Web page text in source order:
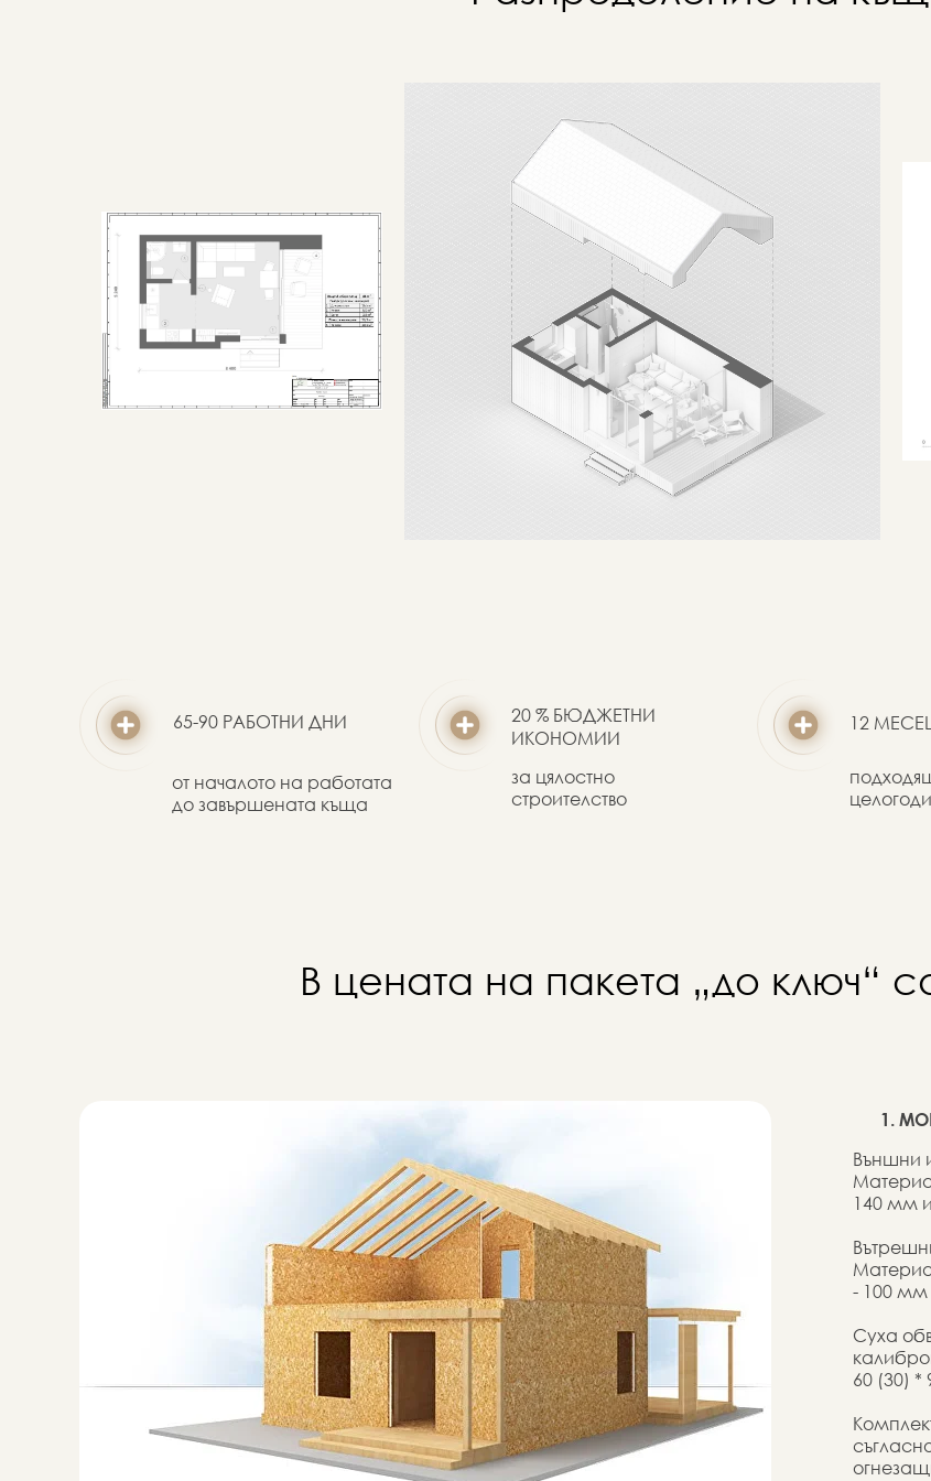
65-90 РАБОТНИ ДНИ
от началото на работата
до завършената къща
20 % БЮДЖЕТНИ
ИКОНОМИИ
за цялостно
строителство
12
В цената на пакета „до ключ“
1.
Външни
140 мм
- 100 мм
Суха
60 (30)